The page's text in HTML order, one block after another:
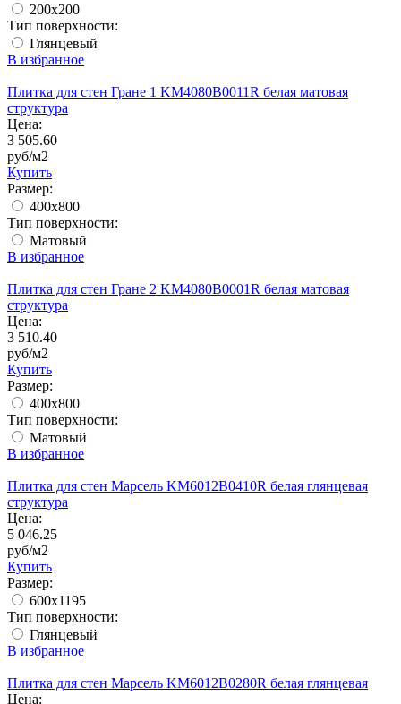
200x200
Тип поверхности:
Глянцевый
В избранное
Плитка для стен Гране 1 KM4080B0011R белая матовая
структура
Цена:
3 505.60
руб/м2
Купить
Размер:
400х800
Тип поверхности:
Матовый
В избранное
Плитка для стен Гране 2 KM4080B0001R белая матовая
структура
Цена:
3 510.40
руб/м2
Купить
Размер:
400х800
Тип поверхности:
Матовый
В избранное
Плитка для стен Марсель KM6012B0410R белая глянцевая
структура
Цена:
5 046.25
руб/м2
Купить
Размер:
600x1195
Тип поверхности:
Глянцевый
В избранное
Плитка для стен Марсель KM6012B0280R белая глянцевая
Цена: